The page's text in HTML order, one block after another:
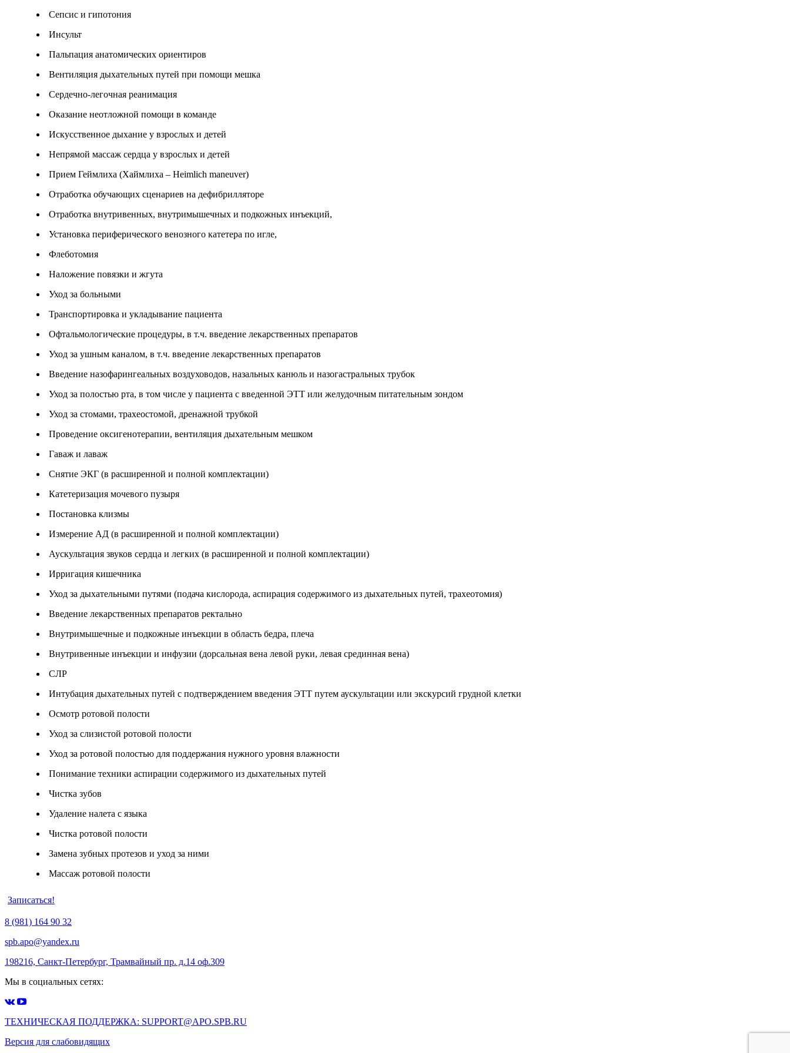
Сепсис и гипотония
Инсульт
Пальпация анатомических ориентиров
Вентиляция дыхательных путей при помощи мешка
Сердечно-легочная реанимация
Оказание неотложной помощи в команде
Искусственное дыхание у взрослых и детей
Непрямой массаж сердца у взрослых и детей
Прием Геймлиха (Хаймлиха – Heimlich maneuver)
Отработка обучающих сценариев на дефибрилляторе
Отработка внутривенных, внутримышечных и подкожных инъекций,
Установка периферического венозного катетера по игле,
Флеботомия
Наложение повязки и жгута
Уход за больными
Транспортировка и укладывание пациента
Офтальмологические процедуры, в т.ч. введение лекарственных препаратов
Уход за ушным каналом, в т.ч. введение лекарственных препаратов
Введение назофарингеальных воздуховодов, назальных канюль и назогастральных трубок
Уход за полостью рта, в том числе у пациента с введенной ЭТТ или желудочным питательным зондом
Уход за стомами, трахеостомой, дренажной трубкой
Проведение оксигенотерапии, вентиляция дыхательным мешком
Гаваж и лаваж
Снятие ЭКГ (в расширенной и полной комплектации)
Катетеризация мочевого пузыря
Постановка клизмы
Измерение АД (в расширенной и полной комплектации)
Аускультация звуков сердца и легких (в расширенной и полной комплектации)
Ирригация кишечника
Уход за дыхательными путями (подача кислорода, аспирация содержимого из дыхательных путей, трахеотомия)
Введение лекарственных препаратов ректально
Внутримышечные и подкожные инъекции в область бедра, плеча
Внутривенные инъекции и инфузии (дорсальная вена левой руки, левая срединная вена)
СЛР
Интубация дыхательных путей с подтверждением введения ЭТТ путем аускультации или экскурсий грудной клетки
Осмотр ротовой полости
Уход за слизистой ротовой полости
Уход за ротовой полостью для поддержания нужного уровня влажности
Понимание техники аспирации содержимого из дыхательных путей
Чистка зубов
Удаление налета с языка
Чистка ротовой полости
Замена зубных протезов и уход за ними
Массаж ротовой полости
Записаться!
8 (981) 164 90 32
spb.apo@yandex.ru
198216, Санкт-Петербург, Трамвайный пр. д.14 оф.309
Мы в социальных сетях:
ТЕХНИЧЕСКАЯ ПОДДЕРЖКА: SUPPORT@APO.SPB.RU
Версия для слабовидящих